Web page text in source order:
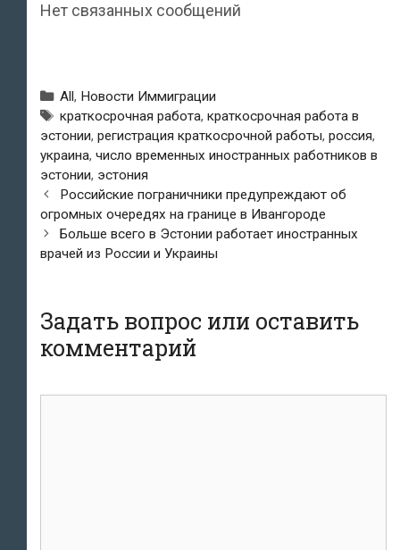
Нет связанных сообщений
Рубрики
All, Новости Иммиграции
Метки
краткосрочная работа,краткосрочная работа в
эстонии, регистрация краткосрочной работы, россия,
украина, число временных иностранных работников в
эстонии, эстония
Навигация
по
записям
Российские пограничники предупреждают об
огромных очередях на границе в Ивангороде
Больше всего в Эстонии работает иностранных
врачей из России и Украины
Задать вопрос или оставить
комментарий